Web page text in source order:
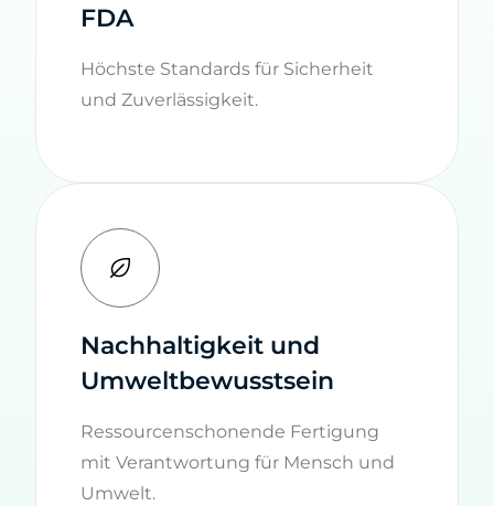
FDA
Höchste Standards für Sicherheit
und Zuverlässigkeit.
Nachhaltigkeit und
Umweltbewusstsein
Ressourcenschonende Fertigung
mit Verantwortung für Mensch und
Umwelt.